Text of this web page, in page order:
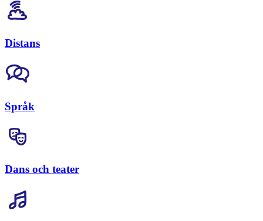
Distans
Språk
Dans och teater